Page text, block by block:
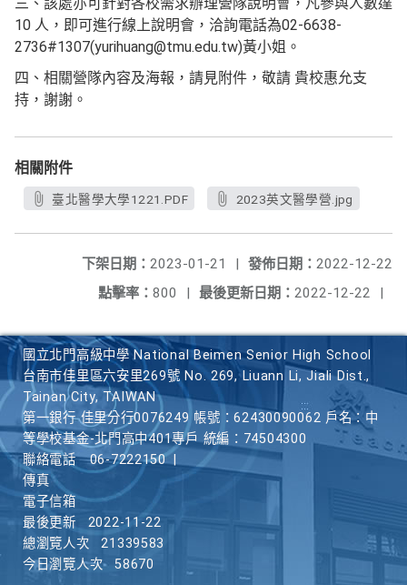
10 人，即可進行線上說明會，洽詢電話為02-6638-
2736#1307(yurihuang@tmu.edu.tw)黃小姐。
四、相關營隊內容及海報，請見附件，敬請 貴校惠允支
持，謝謝。
相關附件
臺北醫學大學1221.PDF 2023英文醫學營.jpg
發佈日期： 2022-12-22
下架日期： 2023-01-21
|
最後更新日期： 2022-12-22 |
點擊率： 800 |
國立北門高級中學 National Beimen Senior High School
台南市佳里區六安里269號 No. 269, Liuann Li, Jiali Dist.,
Tainan City, TAIWAN
第一銀行 佳里分行0076249 帳號：62430090062 戶名：中
等學校基金-北門高中401專戶 統編：74504300
聯絡電話
06-7222150
傳真
電子信箱
最後更新
2022-11-22
總瀏覽人次
21339583
今日瀏覽人次
58670